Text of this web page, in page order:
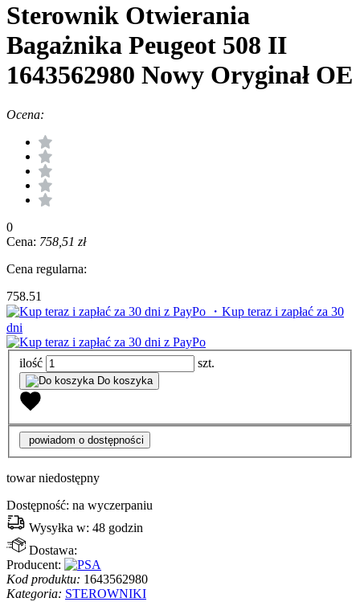
Sterownik Otwierania
Bagażnika Peugeot 508 II
1643562980 Nowy Oryginał OE
Ocena:
0
Cena: 758,51 zł
Cena regularna:
758.51
・Kup teraz i zapłać za 30
dni
ilość szt.
Do koszyka
powiadom o dostępności
towar niedostępny
Dostępność: na wyczerpaniu
Wysyłka w: 48 godzin
Dostawa:
Producent:
Kod produktu: 1643562980
Kategoria: STEROWNIKI